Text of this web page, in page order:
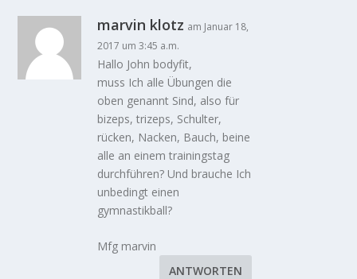
marvin klotz am Januar 18,
2017 um 3:45 a.m.
Hallo John bodyfit,
muss Ich alle Übungen die
oben genannt Sind, also für
bizeps, trizeps, Schulter,
rücken, Nacken, Bauch, beine
alle an einem trainingstag
durchführen? Und brauche Ich
unbedingt einen
gymnastikball?
Mfg marvin
ANTWORTEN